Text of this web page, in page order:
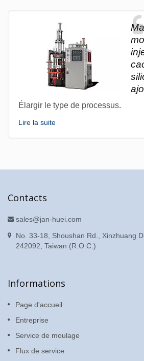
Élargir le type de processus.
Lire la suite
Contacts
sales@jan-huei.com
No. 33-18, Shoushan Rd., Xinzhuang
242092, Taiwan (R.O.C.)
Informations
Page d'accueil
Entreprise
Service de moulage
Flux de service